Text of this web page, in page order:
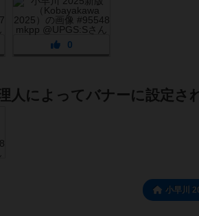
0
人によってバナーに設定さ
小早川